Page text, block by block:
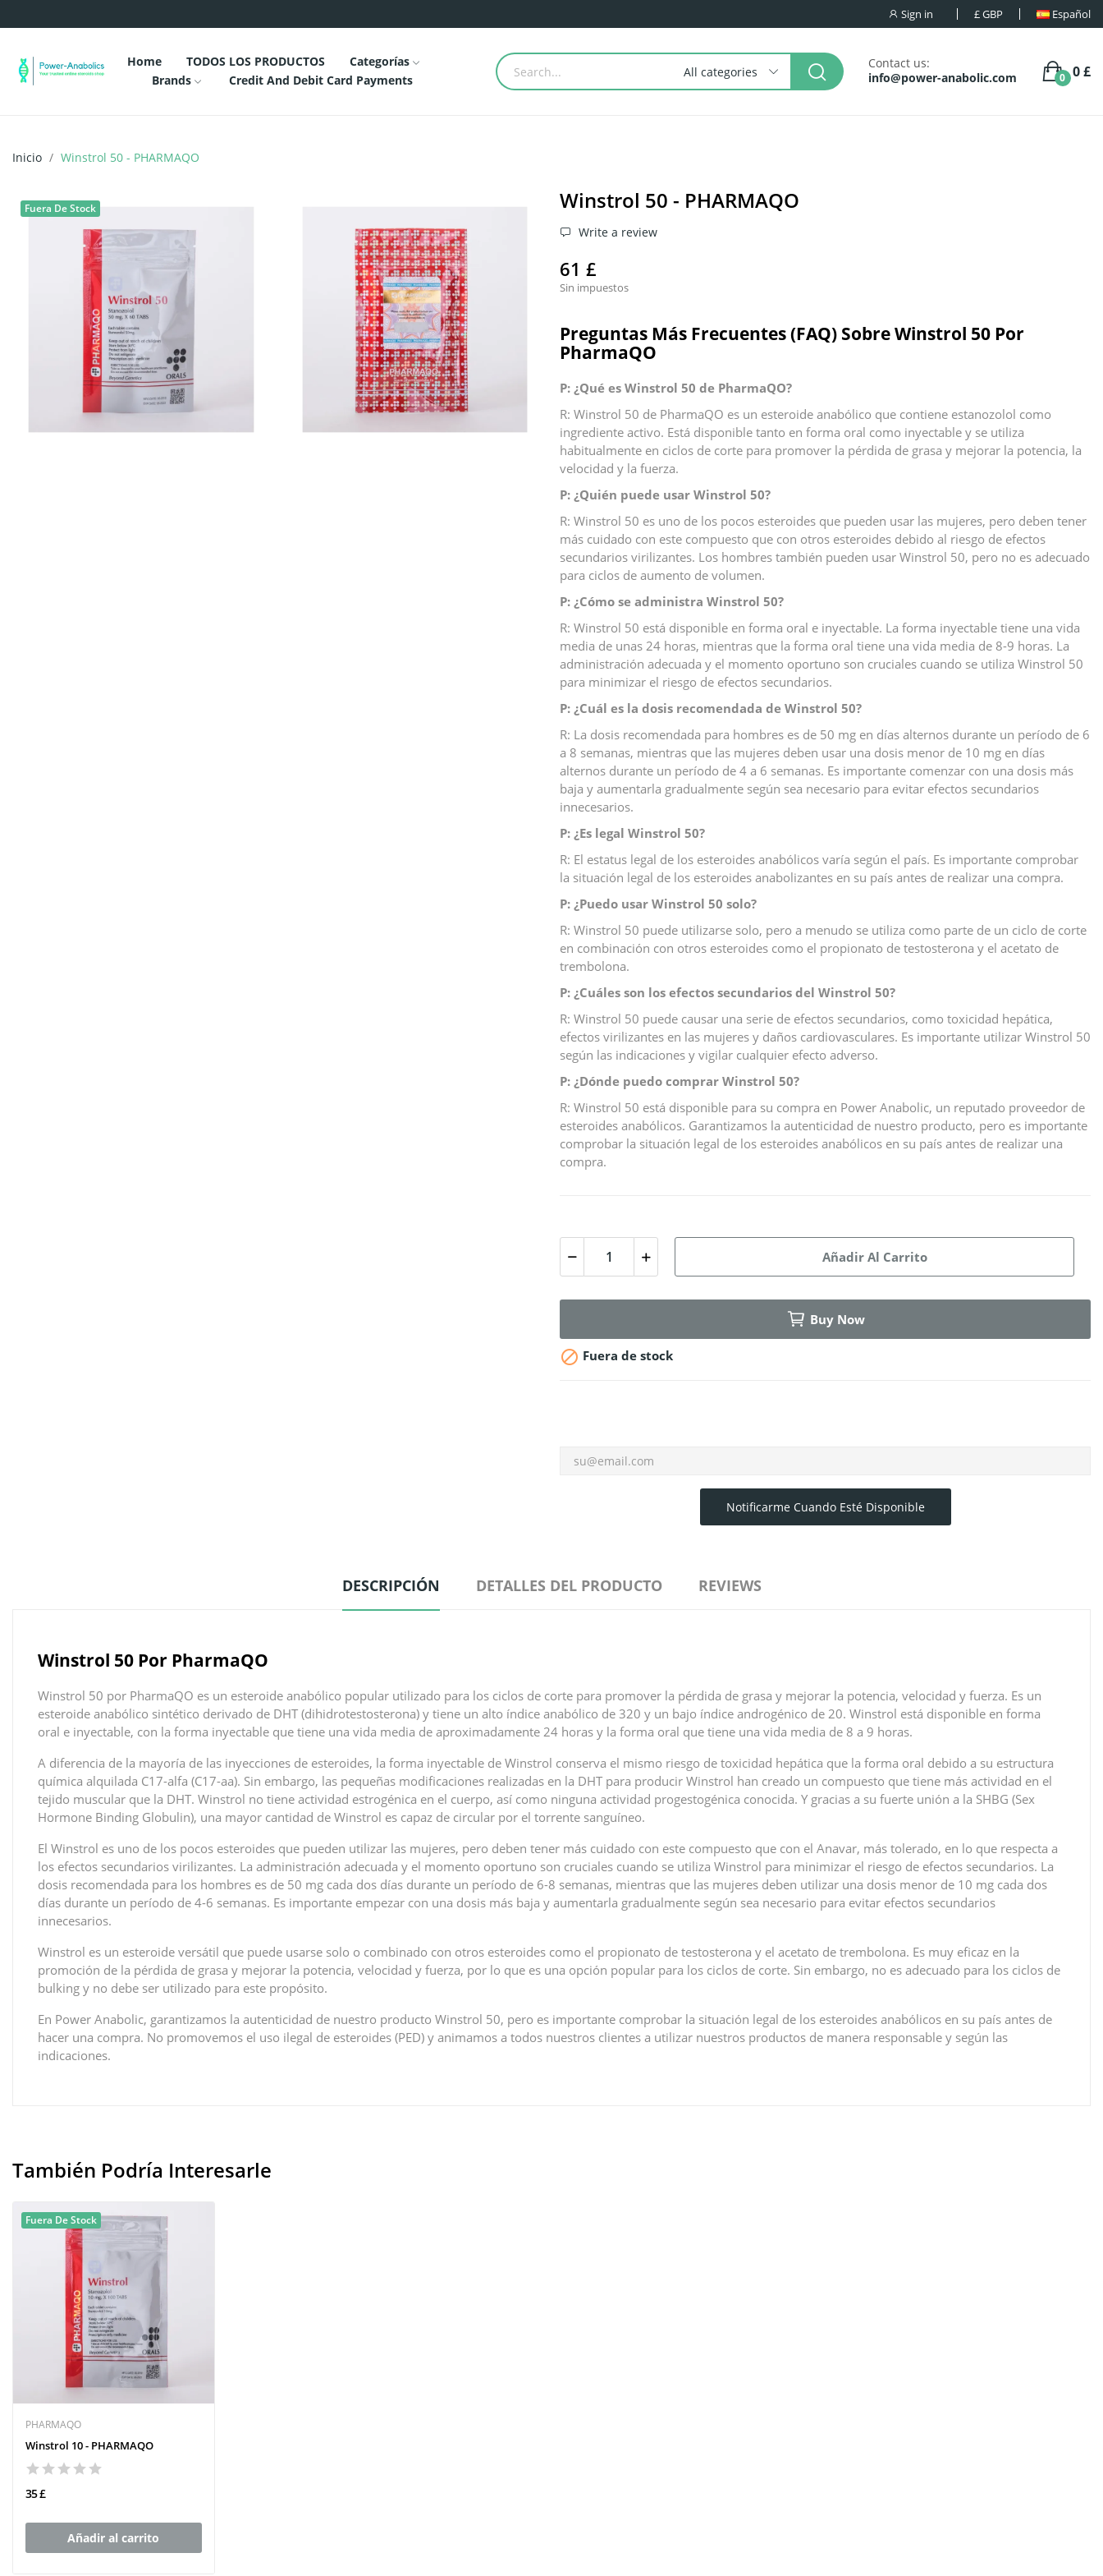
Sign in £GBP Español
Home TODOS LOS PRODUCTOS
Categorías
Brands
Credit And Debit Card Payments
All categories
Contact us:
info@power-anabolic.com
0 £
0
Inicio Winstrol 50 - PHARMAQO
Fuera De Stock Winstrol 50 - PHARMAQO
Write a review
61 £
Sin impuestos
Preguntas Más Frecuentes (FAQ) Sobre Winstrol 50 Por
PharmaQO
P: ¿Qué es Winstrol 50 de PharmaQO?
R: Winstrol 50 de PharmaQO es un esteroide anabólico que contiene estanozolol como
ingrediente activo. Está disponible tanto en forma oral como inyectable y se utiliza
habitualmente en ciclos de corte para promover la pérdida de grasa y mejorar la potencia, la
velocidad y la fuerza.
P: ¿Quién puede usar Winstrol 50?
R: Winstrol 50 es uno de los pocos esteroides que pueden usar las mujeres, pero deben tener
más cuidado con este compuesto que con otros esteroides debido al riesgo de efectos
secundarios virilizantes. Los hombres también pueden usar Winstrol 50, pero no es adecuado
para ciclos de aumento de volumen.
P: ¿Cómo se administra Winstrol 50?
R: Winstrol 50 está disponible en forma oral e inyectable. La forma inyectable tiene una vida
media de unas 24 horas, mientras que la forma oral tiene una vida media de 8-9 horas. La
administración adecuada y el momento oportuno son cruciales cuando se utiliza Winstrol 50
para minimizar el riesgo de efectos secundarios.
P: ¿Cuál es la dosis recomendada de Winstrol 50?
R: La dosis recomendada para hombres es de 50 mg en días alternos durante un período de 6
a 8 semanas, mientras que las mujeres deben usar una dosis menor de 10 mg en días
alternos durante un período de 4 a 6 semanas. Es importante comenzar con una dosis más
baja y aumentarla gradualmente según sea necesario para evitar efectos secundarios
innecesarios.
P: ¿Es legal Winstrol 50?
R: El estatus legal de los esteroides anabólicos varía según el país. Es importante comprobar
la situación legal de los esteroides anabolizantes en su país antes de realizar una compra.
P: ¿Puedo usar Winstrol 50 solo?
R: Winstrol 50 puede utilizarse solo, pero a menudo se utiliza como parte de un ciclo de corte
en combinación con otros esteroides como el propionato de testosterona y el acetato de
trembolona.
P: ¿Cuáles son los efectos secundarios del Winstrol 50?
R: Winstrol 50 puede causar una serie de efectos secundarios, como toxicidad hepática,
efectos virilizantes en las mujeres y daños cardiovasculares. Es importante utilizar Winstrol 50
según las indicaciones y vigilar cualquier efecto adverso.
P: ¿Dónde puedo comprar Winstrol 50?
R: Winstrol 50 está disponible para su compra en Power Anabolic, un reputado proveedor de
esteroides anabólicos. Garantizamos la autenticidad de nuestro producto, pero es importante
comprobar la situación legal de los esteroides anabólicos en su país antes de realizar una
compra.
Añadir Al Carrito
Buy Now
 Fuera de stock
Notificarme Cuando Esté Disponible
DESCRIPCIÓN DETALLES DEL PRODUCTO REVIEWS
Winstrol 50 Por PharmaQO
Winstrol 50 por PharmaQO es un esteroide anabólico popular utilizado para los ciclos de corte para promover la pérdida de grasa y mejorar la potencia, velocidad y fuerza. Es un
esteroide anabólico sintético derivado de DHT (dihidrotestosterona) y tiene un alto índice anabólico de 320 y un bajo índice androgénico de 20. Winstrol está disponible en forma
oral e inyectable, con la forma inyectable que tiene una vida media de aproximadamente 24 horas y la forma oral que tiene una vida media de 8 a 9 horas.
A diferencia de la mayoría de las inyecciones de esteroides, la forma inyectable de Winstrol conserva el mismo riesgo de toxicidad hepática que la forma oral debido a su estructura
química alquilada C17-alfa (C17-aa). Sin embargo, las pequeñas modificaciones realizadas en la DHT para producir Winstrol han creado un compuesto que tiene más actividad en el
tejido muscular que la DHT. Winstrol no tiene actividad estrogénica en el cuerpo, así como ninguna actividad progestogénica conocida. Y gracias a su fuerte unión a la SHBG (Sex
Hormone Binding Globulin), una mayor cantidad de Winstrol es capaz de circular por el torrente sanguíneo.
El Winstrol es uno de los pocos esteroides que pueden utilizar las mujeres, pero deben tener más cuidado con este compuesto que con el Anavar, más tolerado, en lo que respecta a
los efectos secundarios virilizantes. La administración adecuada y el momento oportuno son cruciales cuando se utiliza Winstrol para minimizar el riesgo de efectos secundarios. La
dosis recomendada para los hombres es de 50 mg cada dos días durante un período de 6-8 semanas, mientras que las mujeres deben utilizar una dosis menor de 10 mg cada dos
días durante un período de 4-6 semanas. Es importante empezar con una dosis más baja y aumentarla gradualmente según sea necesario para evitar efectos secundarios
innecesarios.
Winstrol es un esteroide versátil que puede usarse solo o combinado con otros esteroides como el propionato de testosterona y el acetato de trembolona. Es muy eficaz en la
promoción de la pérdida de grasa y mejorar la potencia, velocidad y fuerza, por lo que es una opción popular para los ciclos de corte. Sin embargo, no es adecuado para los ciclos de
bulking y no debe ser utilizado para este propósito.
En Power Anabolic, garantizamos la autenticidad de nuestro producto Winstrol 50, pero es importante comprobar la situación legal de los esteroides anabólicos en su país antes de
hacer una compra. No promovemos el uso ilegal de esteroides (PED) y animamos a todos nuestros clientes a utilizar nuestros productos de manera responsable y según las
indicaciones.
También Podría Interesarle
Fuera De Stock
PHARMAQO
Winstrol 10 - PHARMAQO
35 £
Añadir al carrito